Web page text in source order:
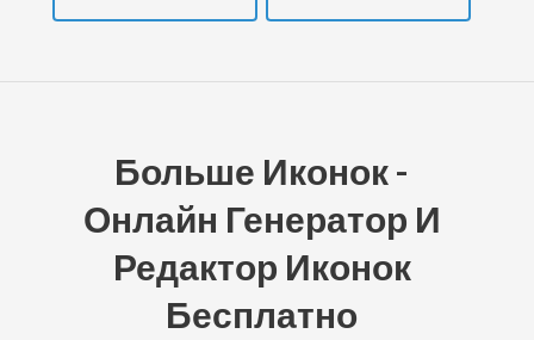
Больше Иконок -
Онлайн Генератор И
Редактор Иконок
Бесплатно